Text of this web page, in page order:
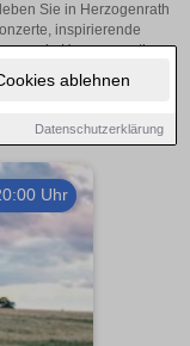
ablehnen
Datenschutzerklärung
Sie in Herzogenrath
inspirierende
in Herzogenrath –
Uhr